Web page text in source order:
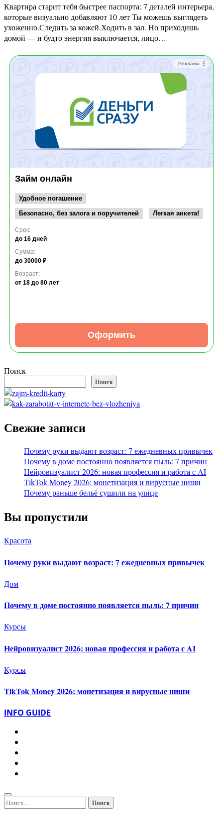
Квартира старит тебя быстрее паспорта: 7 деталей интерьера,
которые визуально добавляют 10 лет Ты можешь выглядеть
ухоженно.Следить за кожей.Ходить в зал. Но приходишь
домой — и будто энергия выключается, лицо…
Реклама
Займ онлайн
Удобное погашение
Безопасно, без залога и поручителей
Легкая анкета!
Срок:
до 16 дней
Сумма:
до 30000 ₽
Возраст:
от 18 до 80 лет
Оформить
Поиск
Поиск
Свежие записи
Почему руки выдают возраст: 7 ежедневных привычек
Почему в доме постоянно появляется пыль: 7 причин
Нейровизуалист 2026: новая профессия и работа с AI
TikTok Money 2026: монетизация и вирусные ниши
Почему раньше бельё сушили на улице
Вы пропустили
Красота
Почему руки выдают возраст: 7 ежедневных привычек
Дом
Почему в доме постоянно появляется пыль: 7 причин
Курсы
Нейровизуалист 2026: новая профессия и работа с AI
Курсы
TikTok Money 2026: монетизация и вирусные ниши
INFO GUIDE
Найти: